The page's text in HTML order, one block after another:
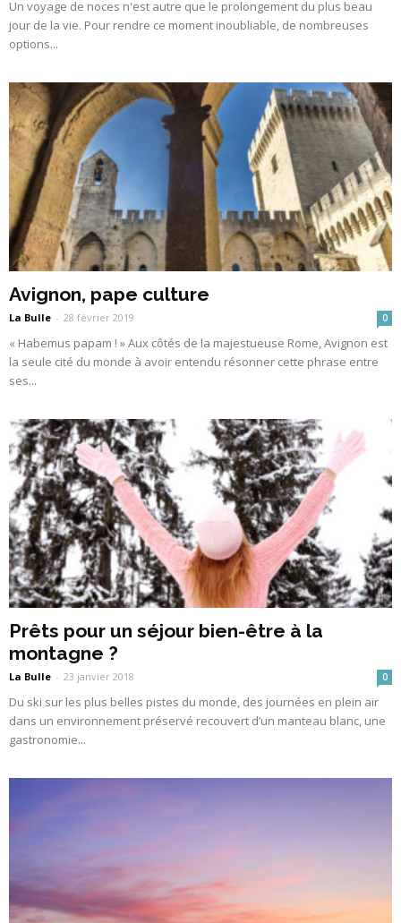
Un voyage de noces n'est autre que le prolongement du plus beau
jour de la vie. Pour rendre ce moment inoubliable, de nombreuses
options...
Avignon, pape culture
La Bulle - 28 février 2019 0
« Habemus papam ! » Aux côtés de la majestueuse Rome, Avignon est
la seule cité du monde à avoir entendu résonner cette phrase entre
ses...
Prêts pour un séjour bien-être à la
montagne ?
La Bulle - 23 janvier 2018 0
Du ski sur les plus belles pistes du monde, des journées en plein air
dans un environnement préservé recouvert d’un manteau blanc, une
gastronomie...